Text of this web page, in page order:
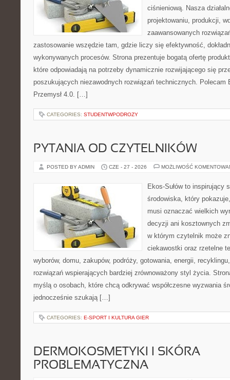
ciśnieniową. Nasza
projektowaniu, produkcji,
zaawansowanych
zastosowanie wszędzie tam, gdzie liczy się efektywność,
wykonywanych procesów. Strona prezentuje bogatą ofertę
które odpowiadają na potrzeby dynamicznie rozwijającego się
poszukujących niezawodnych rozwiązań technicznych. Polecam
Przemysł 4.0. […]
CATEGORIES: STUDENTWPODROZY
PYTANIA OD CZYTELNIKÓW
POSTED BY ADMIN CZE - 27 - 2026 MOŻLIWOŚĆ
Ekos-Sułów to inspirujący
środowiska, który
musi oznaczać wielkich
decyzji ani kosztownych
w którym czytelnik może
ciekawostki oraz rzetelne
wyborów, domu, zakupów, podróży, gotowania, energii,
rozwiązań wspierających bardziej zrównoważony styl życia.
myślą o osobach, które chcą odkrywać współczesne wyzwania
jednocześnie szukają […]
CATEGORIES: E-SPORT I KULTURA GIER
DERMOKOSMETYKI I SKÓRA
PROBLEMATYCZNA